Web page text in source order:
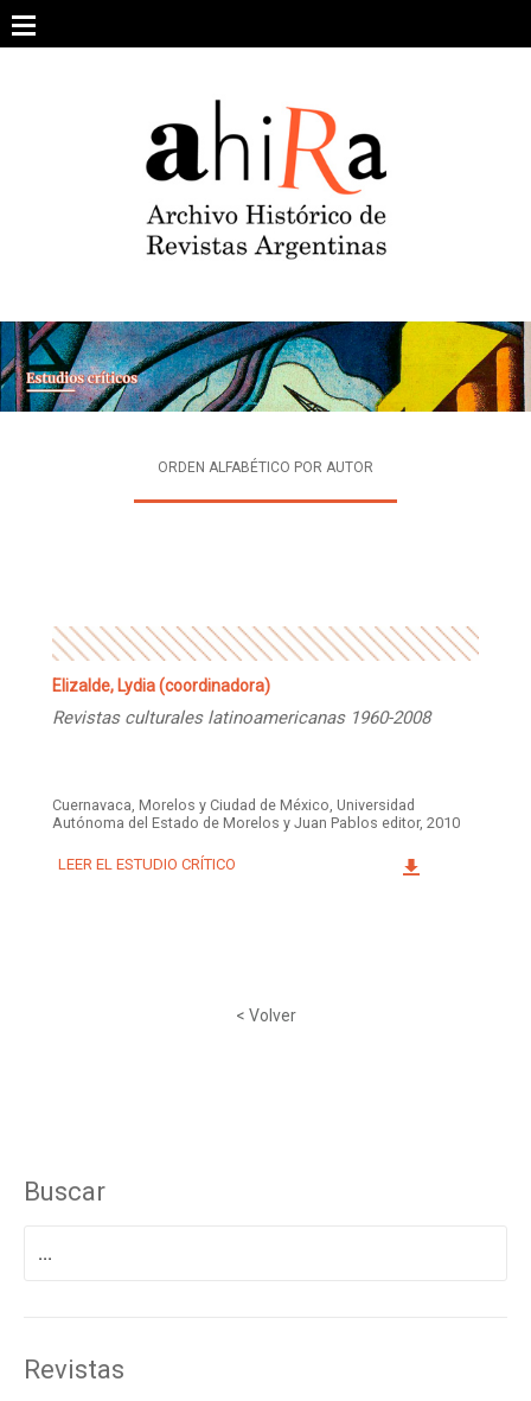
content
ARCHIVO DE REVISTAS
ESTUDIOS CRÍTICOS
INTEGRANTES
ORDEN ALFABÉTICO POR AUTOR
Elizalde, Lydia (coordinadora)
Revistas culturales latinoamericanas 1960-2008
Cuernavaca, Morelos y Ciudad de México, Universidad
Autónoma del Estado de Morelos y Juan Pablos editor, 2010
LEER EL ESTUDIO CRÍTICO
< Volver
Buscar
Revistas